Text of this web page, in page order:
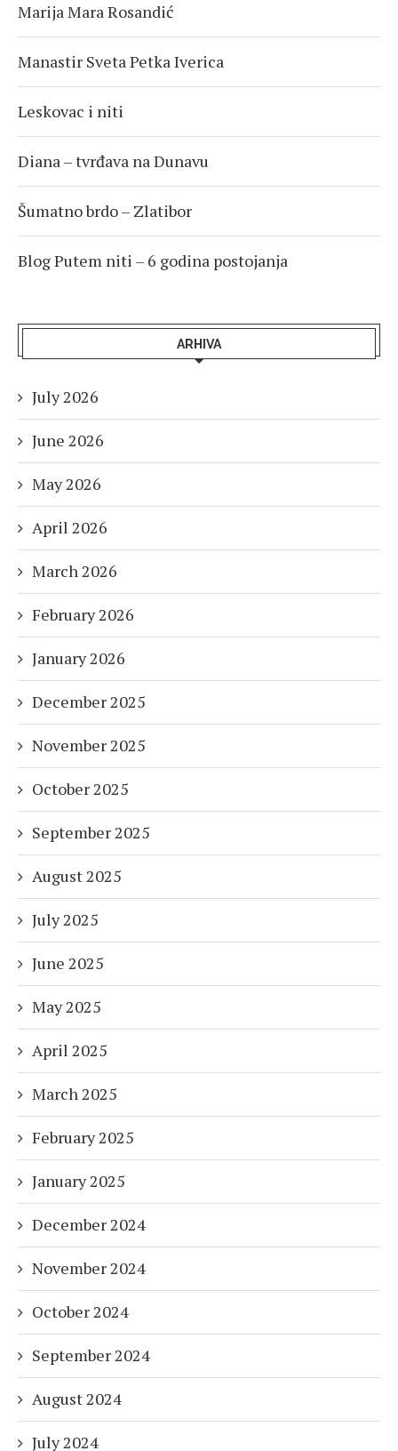
Marija Mara Rosandić
Manastir Sveta Petka Iverica
Leskovac i niti
Diana – tvrđava na Dunavu
Šumatno brdo – Zlatibor
Blog Putem niti – 6 godina postojanja
ARHIVA
July 2026
June 2026
May 2026
April 2026
March 2026
February 2026
January 2026
December 2025
November 2025
October 2025
September 2025
August 2025
July 2025
June 2025
May 2025
April 2025
March 2025
February 2025
January 2025
December 2024
November 2024
October 2024
September 2024
August 2024
July 2024